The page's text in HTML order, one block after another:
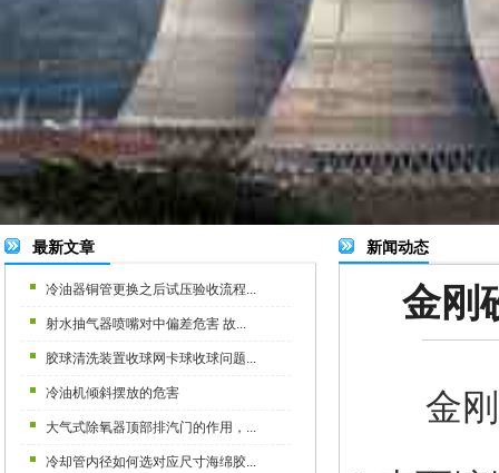
最新文章
冷油器铜管更换之后试压验收流程...
射水抽气器喷嘴对中偏差危害 故...
胶球清洗装置收球网卡球收球问题...
冷油机倾斜摆放的危害
大气式除氧器顶部排汽门的作用，...
冷却管内径如何选对应尺寸海绵胶...
新闻动态
金刚
金